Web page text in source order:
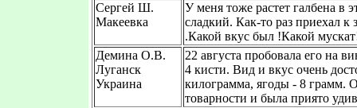
Сергей Ш.
Макеевка
У меня тоже растет галбена в
сладкий. Как-то раз приехал
.Какой вкус был !Какой
Демина О.В.
Луганск
Украина
22 августа пробовала его на
4 кисти. Вид и вкус очень
килограмма, ягоды - 8 грамм.
товарности и была приято